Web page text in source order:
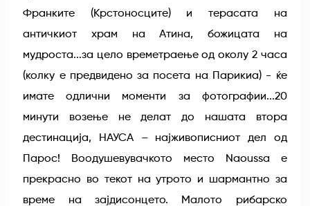
Франките (Крстоносците) и терасата на
античкиот храм на Атина, божицата на
мудроста...за цело времетраење од околу 2 часа
(колку е предвидено за посета на Парикиа) - ќе
имате одлични моменти за фотографии...20
минути возење не делат до нашата втора
дестинација, НАУСА – најживописниот дел од
Парос! Воодушевувачкото место Naoussa е
прекрасно во текот на утрото и шармантно за
време на зајдисонцето. Малото рибарско